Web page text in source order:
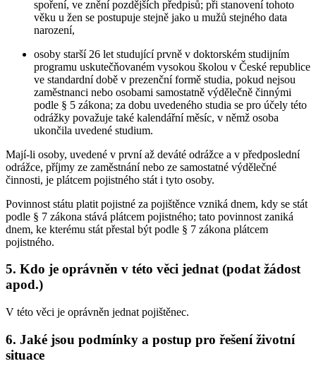
spoření, ve znění pozdějších předpisů; při stanovení tohoto
věku u žen se postupuje stejně jako u mužů stejného data
narození,
osoby starší 26 let studující prvně v doktorském studijním
programu uskutečňovaném vysokou školou v České republice
ve standardní době v prezenční formě studia, pokud nejsou
zaměstnanci nebo osobami samostatně výdělečně činnými
podle § 5 zákona; za dobu uvedeného studia se pro účely této
odrážky považuje také kalendářní měsíc, v němž osoba
ukončila uvedené studium.
Mají-li osoby, uvedené v první až deváté odrážce a v předposlední
odrážce, příjmy ze zaměstnání nebo ze samostatné výdělečné
činnosti, je plátcem pojistného stát i tyto osoby.
Povinnost státu platit pojistné za pojištěnce vzniká dnem, kdy se stát
podle § 7 zákona stává plátcem pojistného; tato povinnost zaniká
dnem, ke kterému stát přestal být podle § 7 zákona plátcem
pojistného.
5. Kdo je oprávněn v této věci jednat (podat žádost
apod.)
V této věci je oprávněn jednat pojištěnec.
6. Jaké jsou podmínky a postup pro řešení životní
situace